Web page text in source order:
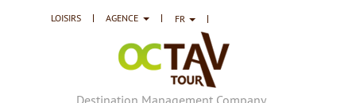
Destination Management Company
LOISIRS AGENCE FR